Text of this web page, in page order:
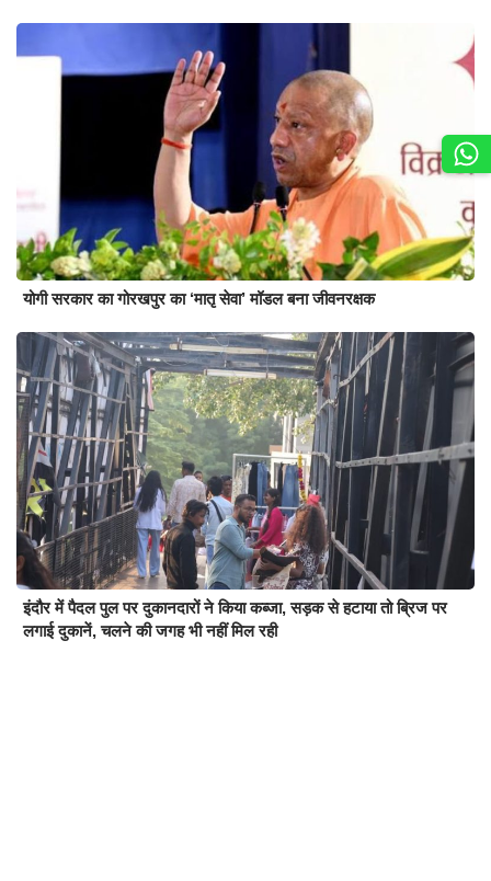
योगी सरकार का गोरखपुर का ‘मातृ सेवा’ मॉडल बना जीवनरक्षक
इंदौर में पैदल पुल पर दुकानदारों ने किया कब्जा, सड़क से हटाया तो ब्रिज पर
लगाई दुकानें, चलने की जगह भी नहीं मिल रही